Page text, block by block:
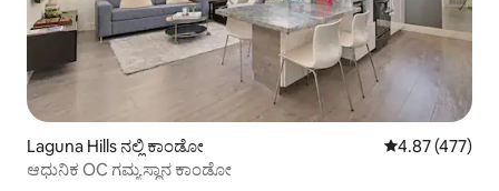
Laguna Hills ನಲ್ಲಿ ಕಾಂಡೋ 5 ರಲ್ಲಿ 4.87
4.87 (477)
ಆಧುನಿಕ OC ಗಮ್ಯಸ್ಥಾನ ಕಾಂಡೋ